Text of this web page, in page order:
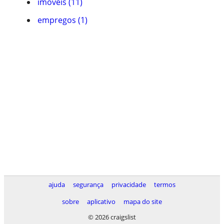
empregos (1)
ajuda segurança privacidade
termos
sobre
aplicativo
mapa do site
© 2026 craigslist